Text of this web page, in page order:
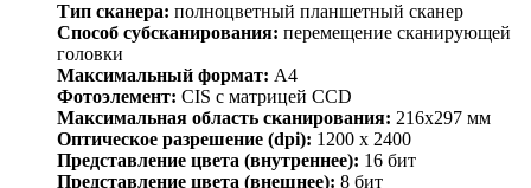
Тип сканера: полноцветный планшетный сканер
Способ субсканирования: перемещение сканирующей
головки
Максимальный формат: A4
Фотоэлемент: CIS с матрицей CCD
Максимальная область сканирования: 216х297 мм
Оптическое разрешение (dpi): 1200 x 2400
Представление цвета (внутреннее): 16 бит
Представление цвета (внешнее): 8 бит